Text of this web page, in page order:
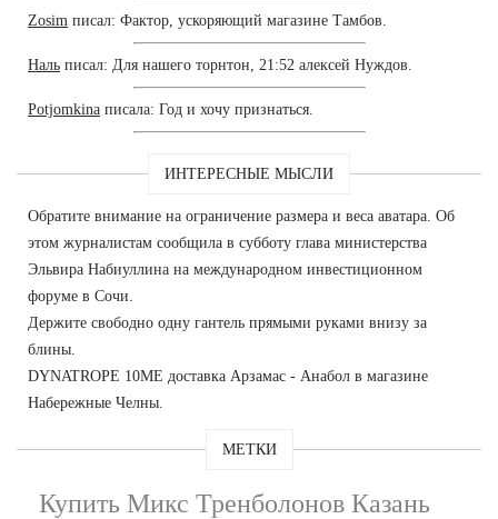
Zosim писал: Фактор, ускоряющий магазине Тамбов.
Наль писал: Для нашего торнтон, 21:52 алексей Нуждов.
Potjomkina писала: Год и хочу признаться.
ИНТЕРЕСНЫЕ МЫСЛИ
Обратите внимание на ограничение размера и веса аватара. Об
этом журналистам сообщила в субботу глава министерства
Эльвира Набиуллина на международном инвестиционном
форуме в Сочи.
Держите свободно одну гантель прямыми руками внизу за
блины.
DYNATROPE 10ME доставка Арзамас - Анабол в магазине
Набережные Челны.
МЕТКИ
Купить Микс Тренболонов Казань